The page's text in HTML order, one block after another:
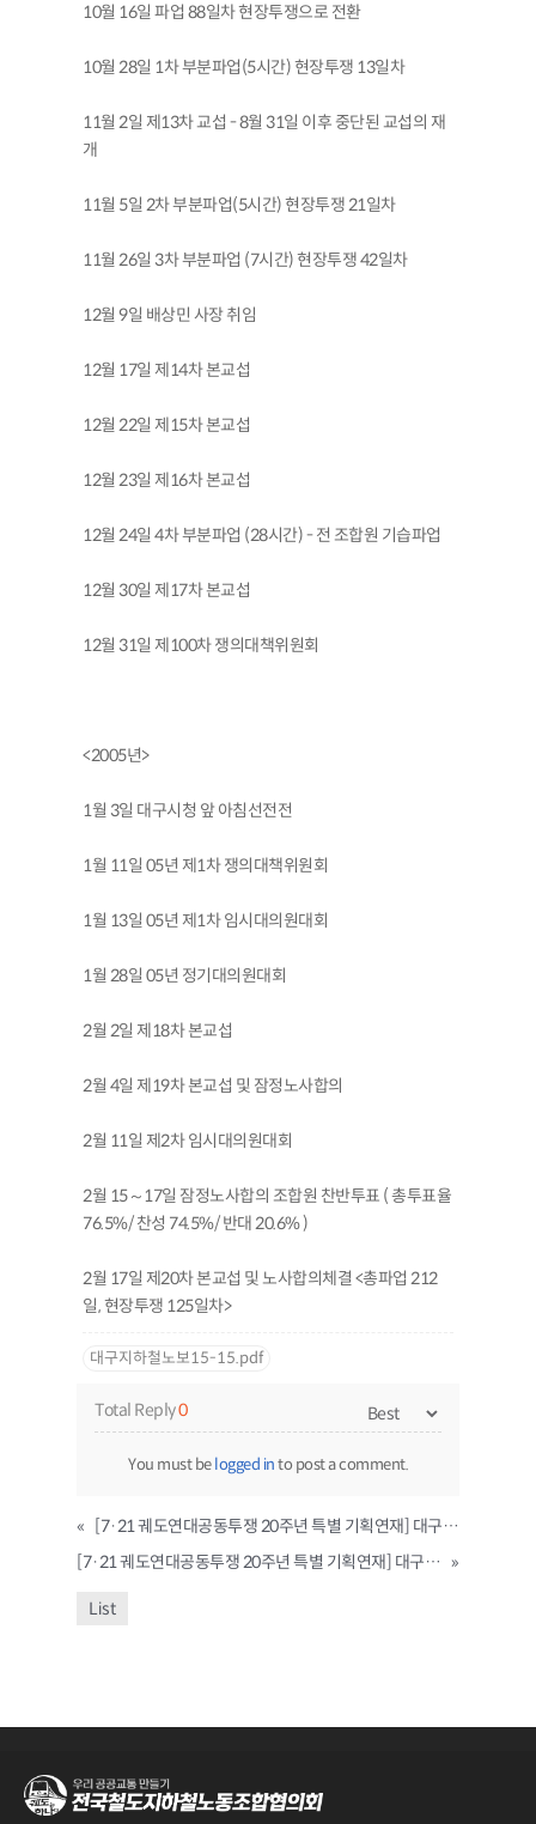
10월 16일 파업 88일차 현장투쟁으로 전환
10월 28일 1차 부분파업(5시간) 현장투쟁 13일차
11월 2일 제13차 교섭 - 8월 31일 이후 중단된 교섭의 재
개
11월 5일 2차 부분파업(5시간) 현장투쟁 21일차
11월 26일 3차 부분파업 (7시간) 현장투쟁 42일차
12월 9일 배상민 사장 취임
12월 17일 제14차 본교섭
12월 22일 제15차 본교섭
12월 23일 제16차 본교섭
12월 24일 4차 부분파업 (28시간) - 전 조합원 기습파업
12월 30일 제17차 본교섭
12월 31일 제100차 쟁의대책위원회
<2005년>
1월 3일 대구시청 앞 아침선전전
1월 11일 05년 제1차 쟁의대책위원회
1월 13일 05년 제1차 임시대의원대회
1월 28일 05년 정기대의원대회
2월 2일 제18차 본교섭
2월 4일 제19차 본교섭 및 잠정노사합의
2월 11일 제2차 임시대의원대회
2월 15～17일 잠정노사합의 조합원 찬반투표 ( 총투표율
76.5%/ 찬성 74.5%/ 반대 20.6% )
2월 17일 제20차 본교섭 및 노사합의체결 <총파업 212
일, 현장투쟁 125일차>
대구지하철노보15-15.pdf
Total Reply0
You must belogged into post a comment.
«
[7·21 궤도연대공동투쟁 20주년 특별 기획연재] 대구지하철노동조합 7·21 총파업투쟁과 궤도연대의 공동투쟁 ① 2003년 대구지하철화재참사와 대구·부산·인천 공동파업
[7·21 궤도연대공동투쟁 20주년 특별 기획연재] 대구지하철노동조합 7·21 총파업투쟁과 궤도연대의 공동투쟁 ③ 88일 총파업투쟁은 업종과 지역을 넘어선 투쟁 »
List